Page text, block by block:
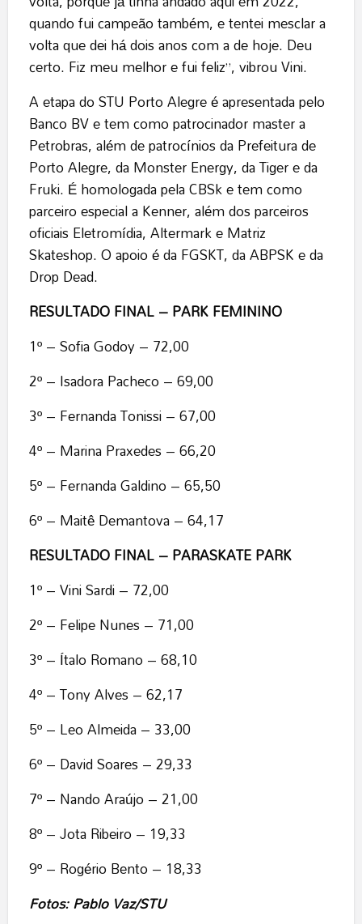
quando fui campeão também, e tentei mesclar a
volta que dei há dois anos com a de hoje. Deu
certo. Fiz meu melhor e fui feliz”, vibrou Vini.
A etapa do STU Porto Alegre é apresentada pelo
Banco BV e tem como patrocinador master a
Petrobras, além de patrocínios da Prefeitura de
Porto Alegre, da Monster Energy, da Tiger e da
Fruki. É homologada pela CBSk e tem como
parceiro especial a Kenner, além dos parceiros
oficiais Eletromídia, Altermark e Matriz
Skateshop. O apoio é da FGSKT, da ABPSK e da
Drop Dead.
RESULTADO FINAL – PARKFEMININO
1º – Sofia Godoy – 72,00
2º – Isadora Pacheco – 69,00
3º – Fernanda Tonissi – 67,00
4º – Marina Praxedes – 66,20
5º – Fernanda Galdino – 65,50
6º – Maitê Demantova – 64,17
RESULTADO FINAL–PARASKATEPARK
1º – Vini Sardi – 72,00
2º – Felipe Nunes – 71,00
3º – Ítalo Romano – 68,10
4º – Tony Alves – 62,17
5º – Leo Almeida – 33,00
6º – David Soares – 29,33
7º – Nando Araújo – 21,00
8º – Jota Ribeiro – 19,33
9º – Rogério Bento – 18,33
Fotos:Pablo Vaz/STU